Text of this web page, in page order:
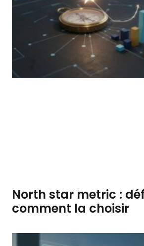
North star metric :
comment la choisir